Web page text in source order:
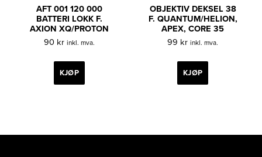
AFT 001 120 000
BATTERI LOKK F.
AXION XQ/PROTON
90 kr inkl. mva.
KJØP
OBJEKTIV DEKSEL 38
F. QUANTUM/HELION,
APEX, CORE 35
99 kr inkl. mva.
KJØP